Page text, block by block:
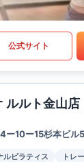
公式サイト
ルルト金山店
ー10ー15杉本ビル
ルピラティス
トレ